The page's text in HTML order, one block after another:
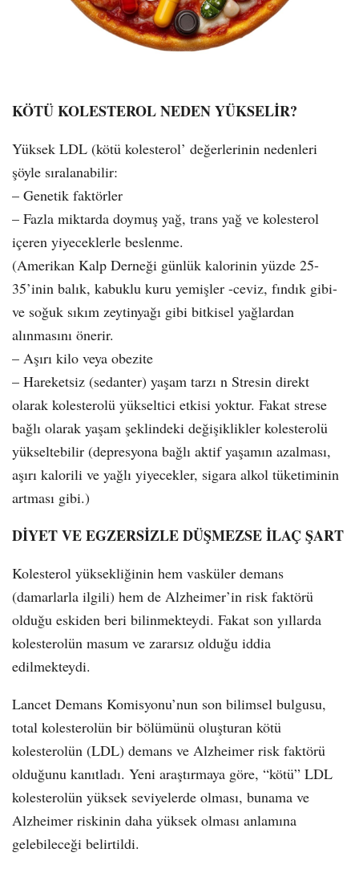
KÖTÜ KOLESTEROL NEDEN YÜKSELİR?
Yüksek LDL (kötü kolesterol’ değerlerinin nedenleri
şöyle sıralanabilir:
– Genetik faktörler
– Fazla miktarda doymuş yağ, trans yağ ve kolesterol
içeren yiyeceklerle beslenme.
(Amerikan Kalp Derneği günlük kalorinin yüzde 25-
35’inin balık, kabuklu kuru yemişler -ceviz, fındık gibi-
ve soğuk sıkım zeytinyağı gibi bitkisel yağlardan
alınmasını önerir.
– Aşırı kilo veya obezite
– Hareketsiz (sedanter) yaşam tarzı n Stresin direkt
olarak kolesterolü yükseltici etkisi yoktur. Fakat strese
bağlı olarak yaşam şeklindeki değişiklikler kolesterolü
yükseltebilir (depresyona bağlı aktif yaşamın azalması,
aşırı kalorili ve yağlı yiyecekler, sigara alkol tüketiminin
artması gibi.)
DİYET VE EGZERSİZLE DÜŞMEZSE İLAÇ ŞART
Kolesterol yüksekliğinin hem vasküler demans
(damarlarla ilgili) hem de Alzheimer’in risk faktörü
olduğu eskiden beri bilinmekteydi. Fakat son yıllarda
kolesterolün masum ve zararsız olduğu iddia
edilmekteydi.
Lancet Demans Komisyonu’nun son bilimsel bulgusu,
total kolesterolün bir bölümünü oluşturan kötü
kolesterolün (LDL) demans ve Alzheimer risk faktörü
olduğunu kanıtladı. Yeni araştırmaya göre, “kötü” LDL
kolesterolün yüksek seviyelerde olması, bunama ve
Alzheimer riskinin daha yüksek olması anlamına
gelebileceği belirtildi.